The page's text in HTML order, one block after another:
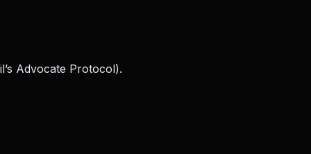
Advocate Protocol).